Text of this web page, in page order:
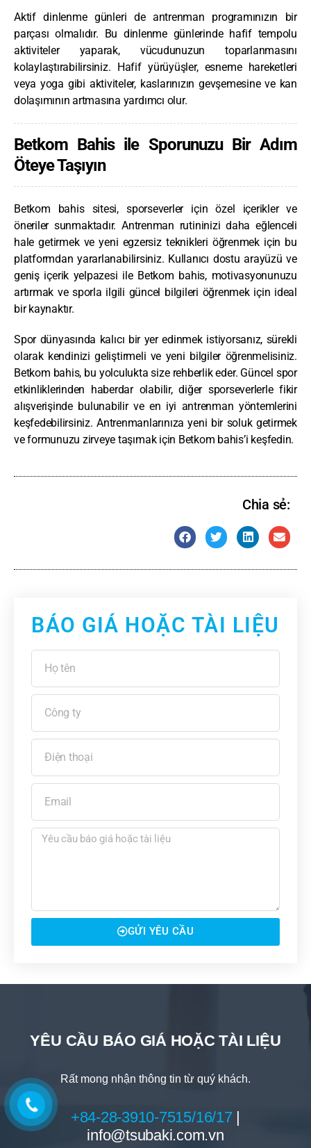
Aktif dinlenme günleri de antrenman programınızın bir
parçası olmalıdır. Bu dinlenme günlerinde hafif tempolu
aktiviteler yaparak, vücudunuzun toparlanmasını
kolaylaştırabilirsiniz. Hafif yürüyüşler, esneme hareketleri
veya yoga gibi aktiviteler, kaslarınızın gevşemesine ve kan
dolaşımının artmasına yardımcı olur.
Betkom Bahis ile Sporunuzu Bir Adım
Öteye Taşıyın
Betkom bahis sitesi, sporseverler için özel içerikler ve
öneriler sunmaktadır. Antrenman rutininizi daha eğlenceli
hale getirmek ve yeni egzersiz teknikleri öğrenmek için bu
platformdan yararlanabilirsiniz. Kullanıcı dostu arayüzü ve
geniş içerik yelpazesi ile Betkom bahis, motivasyonunuzu
artırmak ve sporla ilgili güncel bilgileri öğrenmek için ideal
bir kaynaktır.
Spor dünyasında kalıcı bir yer edinmek istiyorsanız, sürekli
olarak kendinizi geliştirmeli ve yeni bilgiler öğrenmelisiniz.
Betkom bahis, bu yolculukta size rehberlik eder. Güncel spor
etkinliklerinden haberdar olabilir, diğer sporseverlerle fikir
alışverişinde bulunabilir ve en iyi antrenman yöntemlerini
keşfedebilirsiniz. Antrenmanlarınıza yeni bir soluk getirmek
ve formunuzu zirveye taşımak için Betkom bahis’i keşfedin.
Chia sẻ:
BÁO GIÁ HOẶC TÀI LIỆU
GỬI YÊU CẦU
YÊU CẦU BÁO GIÁ HOẶC TÀI LIỆU
Rất mong nhận thông tin từ quý khách.
+84-28-3910-7515/16/17 |
info@tsubaki.com.vn